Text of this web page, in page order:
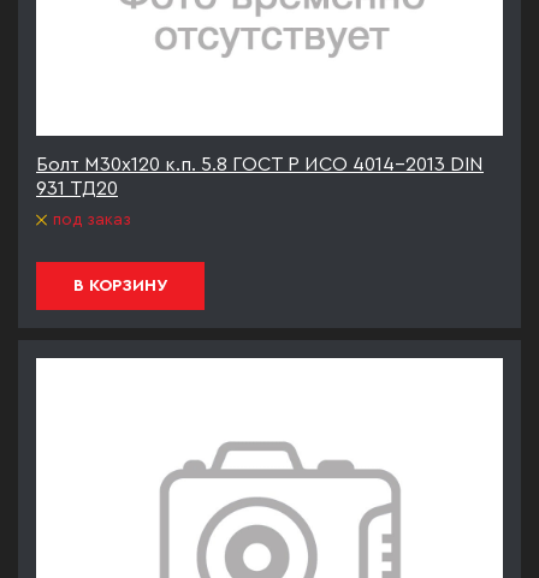
Болт М30х120 к.п. 5.8 ГОСТ Р ИСО 4014-2013 DIN
931 ТД20
под заказ
В КОРЗИНУ